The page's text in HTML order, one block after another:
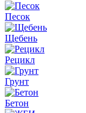
Песок
Щебень
Рецикл
Грунт
Бетон